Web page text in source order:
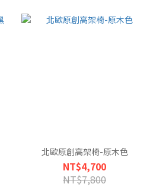
北歐原創高架椅-原木色
NT$4,700
NT$7,800